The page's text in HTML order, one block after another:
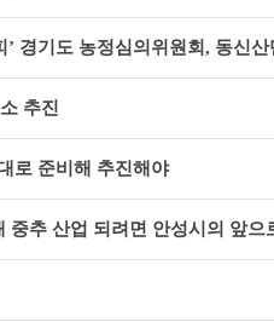
경기도 농정심의위원회, 동신
추진
로 준비해 추진해야
중추 산업 되려면 안성시의 앞으